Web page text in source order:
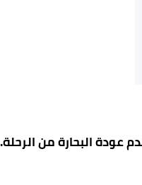
عودة البحارة من الرحلة.